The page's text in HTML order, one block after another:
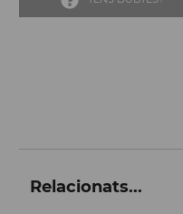
Relacionats...